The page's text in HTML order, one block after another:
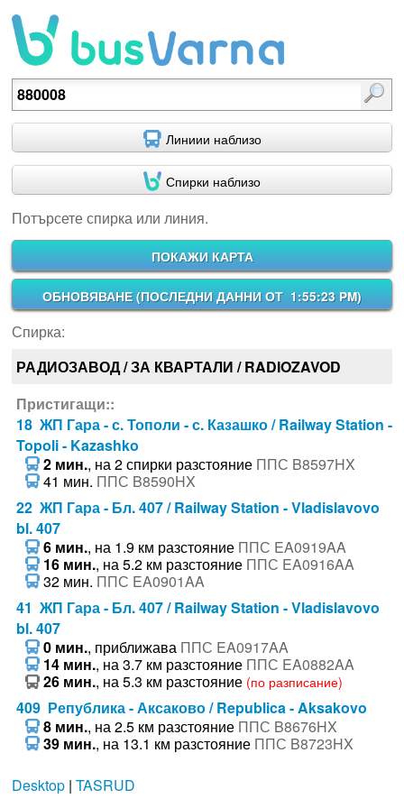
Потърсете спирка или линия.
Линиии наблизо
Спирки наблизо
Потърсете спирка или линия.
ПОКАЖИ КАРТА
ОБНОВЯВАНЕ (ПОСЛЕДНИ ДАННИ ОТ 1:55:23 PM)
Спирка:
РАДИОЗАВОД / ЗА КВАРТАЛИ / RADIOZAVOD
Пристигащи::
18 ЖП Гара - с. Тополи - с. Казашко / Railway Station -
Topoli - Kazashko
2 мин., на 2 спирки разстояние ППС B8597HX
41 мин. ППС B8590HX
22 ЖП Гара - Бл. 407 / Railway Station - Vladislavovo
bl. 407
6 мин., на 1.9 км разстояние ППС EA0919AA
16 мин., на 5.2 км разстояние ППС EA0916AA
32 мин. ППС EA0901AA
41 ЖП Гара - Бл. 407 / Railway Station - Vladislavovo
bl. 407
0 мин., приближава ППС EA0917AA
14 мин., на 3.7 км разстояние ППС EA0882AA
26 мин., на 5.3 км разстояние (по разписание)
409 Република - Аксаково / Republica - Aksakovo
8 мин., на 2.5 км разстояние ППС B8676HX
39 мин., на 13.1 км разстояние ППС B8723HX
Desktop| TASRUD